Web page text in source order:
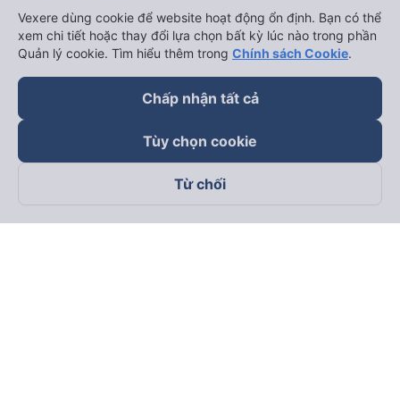
Theo dõi chúng tôi trên
Vexere dùng cookie để website hoạt động ổn định. Bạn có thể
xem chi tiết hoặc thay đổi lựa chọn bất kỳ lúc nào trong phần
Quản lý cookie. Tìm hiểu thêm trong Chính sách Cookie.
Chấp nhận tất cả
Tùy chọn cookie
Từ chối